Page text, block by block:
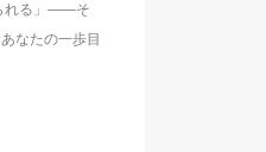
れる」――そ
なたの一歩目